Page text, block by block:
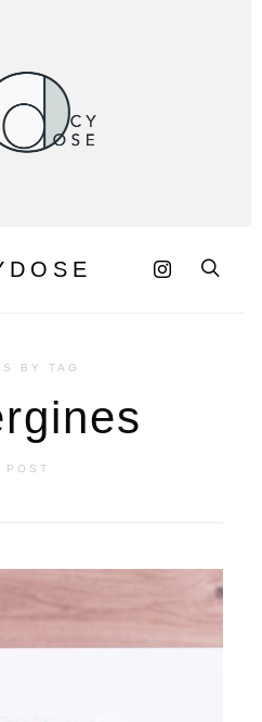
BY TAG
POST